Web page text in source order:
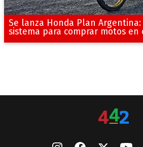
Se lanza Honda Plan
sistema para comprar motos en